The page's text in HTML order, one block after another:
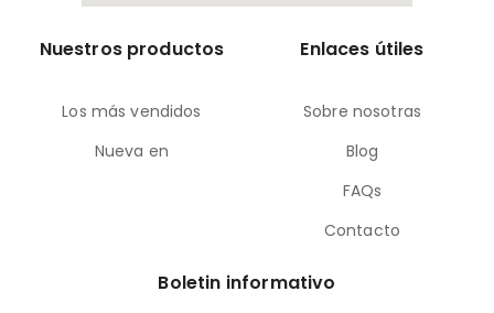
Nuestros productos
Los más vendidos
Nueva en
Enlaces útiles
Sobre nosotras
Blog
FAQs
Contacto
Boletin informativo